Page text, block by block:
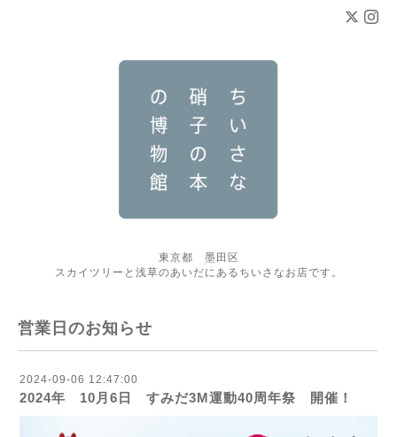
東京都 墨田区
スカイツリーと浅草のあいだにあるちいさなお店です。
営業日のお知らせ
2024-09-06 12:47:00
2024年 10月6日 すみだ3M運動40周年祭 開催！